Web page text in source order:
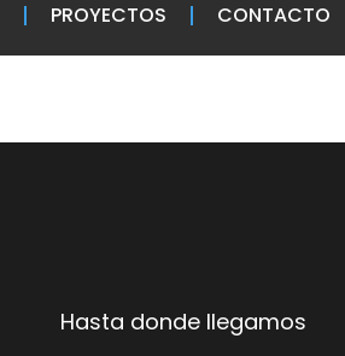
PROYECTOS CONTACTO
Hasta donde llegamos